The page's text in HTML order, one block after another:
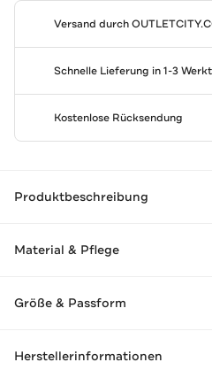
Versand durch
Schnelle Lieferung in 1-3
Kostenlose Rücksendung
Produktbeschreibung
Material & Pflege
Größe & Passform
Herstellerinformationen